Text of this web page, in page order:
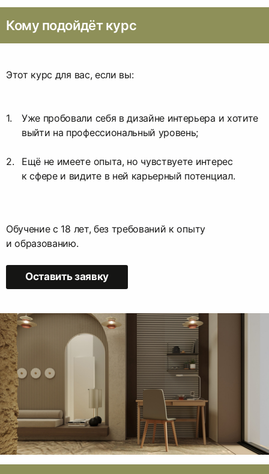
Кому подойдёт курс
Этот курс для вас, если вы:
Уже пробовали себя в дизайне интерьера и хотите
выйти на профессиональный уровень;
Ещё не имеете опыта, но чувствуете интерес
к сфере и видите в ней карьерный потенциал.
Обучение с 18 лет, без требований к опыту
и образованию.
Оставить заявку